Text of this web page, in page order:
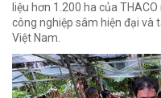
liệu hơn 1.200 ha của
công nghiệp sâm hiện đại và
Việt Nam.